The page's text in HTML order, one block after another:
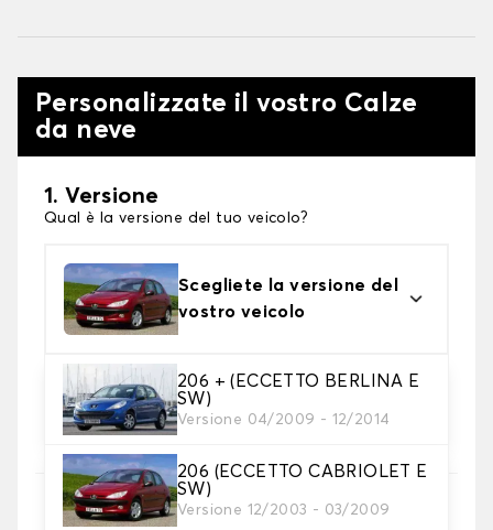
Personalizzate il vostro Calze
da neve
1. Versione
Qual è la versione del tuo veicolo?
Scegliete la versione del
vostro veicolo
206 + (ECCETTO BERLINA E
SW)
Versione 04/2009 - 12/2014
206 (ECCETTO CABRIOLET E
SW)
Versione 12/2003 - 03/2009
2. Finitura a calza
Scegli le calze da neve adatte alle tue necessità
3. Dimensioni
Inserire le dimensioni del pneumatico